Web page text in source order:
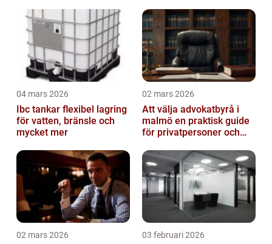
04 mars 2026
Ibc tankar flexibel lagring
för vatten, bränsle och
mycket mer
02 mars 2026
Att välja advokatbyrå i
malmö en praktisk guide
för privatpersoner och
02 mars 2026 03 februari 2026